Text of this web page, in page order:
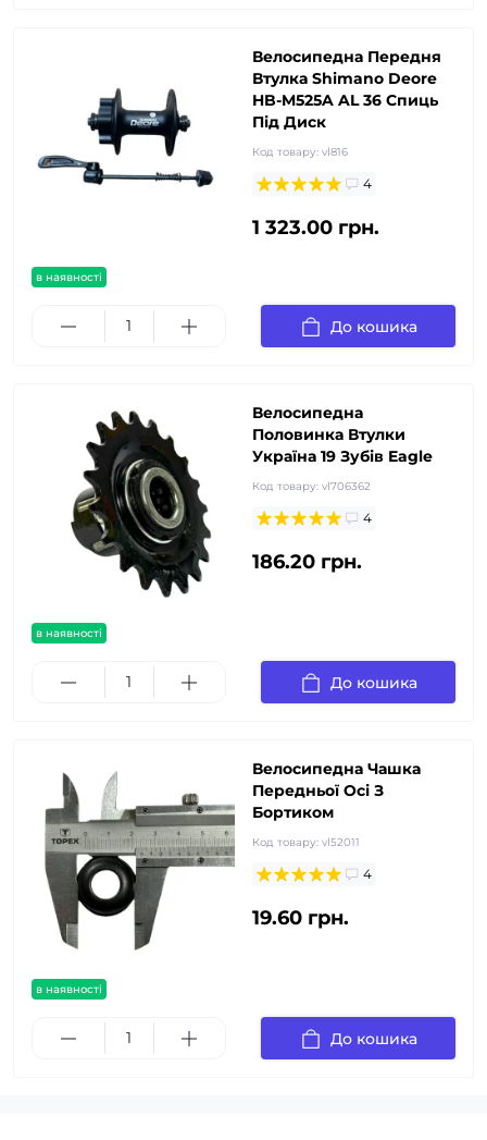
в наявності
Велосипедна Передня
Втулка Shimano Deore
HB-M525A AL 36 Спиць
Під Диск
Код товару: vl816
4
1 323.00 грн.
До кошика
в наявності
Велосипедна
Половинка Втулки
Україна 19 Зубів Eagle
Код товару: vl706362
4
186.20 грн.
До кошика
в наявності
Велосипедна Чашка
Передньої Осі З
Бортиком
Код товару: vl52011
4
19.60 грн.
До кошика